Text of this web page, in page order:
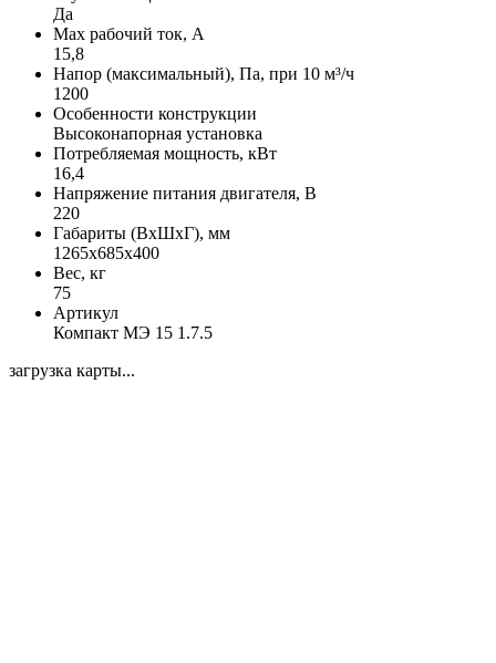
Да
Max рабочий ток, А
15,8
Напор (максимальный), Па, при 10 м³/ч
1200
Особенности конструкции
Высоконапорная установка
Потребляемая мощность, кВт
16,4
Напряжение питания двигателя, В
220
Габариты (ВхШхГ), мм
1265х685х400
Вес, кг
75
Артикул
Компакт МЭ 15 1.7.5
загрузка карты...